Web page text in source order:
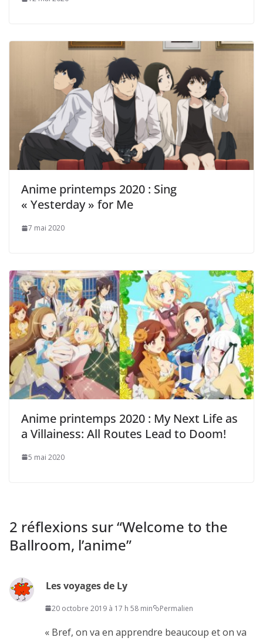
Anime printemps 2020 : Sing
« Yesterday » for Me
7 mai 2020
Anime printemps 2020 : My Next Life as
a Villainess: All Routes Lead to Doom!
5 mai 2020
2 réflexions sur “Welcome to the
Ballroom, l’anime”
Les voyages de Ly
20 octobre 2019 à 17 h 58 min Permalien
« Bref, on va en apprendre beaucoup et on va